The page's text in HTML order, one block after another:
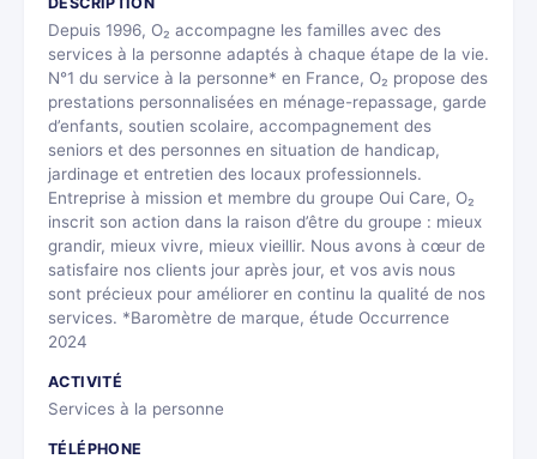
Depuis 1996, O₂ accompagne les familles avec des
services à la personne adaptés à chaque étape de la vie.
N°1 du service à la personne* en France, O₂ propose des
prestations personnalisées en ménage-repassage, garde
d’enfants, soutien scolaire, accompagnement des
seniors et des personnes en situation de handicap,
jardinage et entretien des locaux professionnels.
Entreprise à mission et membre du groupe Oui Care, O₂
inscrit son action dans la raison d’être du groupe : mieux
grandir, mieux vivre, mieux vieillir. Nous avons à cœur de
satisfaire nos clients jour après jour, et vos avis nous
sont précieux pour améliorer en continu la qualité de nos
services. *Baromètre de marque, étude Occurrence
2024
ACTIVITÉ
Services à la personne
TÉLÉPHONE